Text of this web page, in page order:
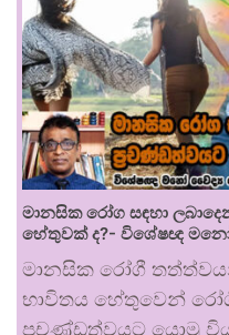
මානසික රෝග සඳහා
හේතුවක් ද?- විශේෂඥ
මානසික රෝගී
භාවිතය හේතුවෙන්
ප්‍රචණ්ඩත්වයට යොමු